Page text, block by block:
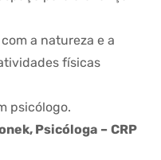
a natureza e a
físicas
psicólogo.
Psicóloga – CRP